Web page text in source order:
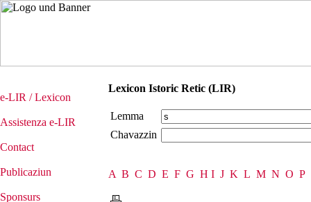
e-LIR / Lexicon
Assistenza e-LIR
Contact
Publicaziun
Sponsurs
Lexicon Istoric Retic (LIR)
Lemma
Chavazzin
A B C D E F G H I J K L M N O P